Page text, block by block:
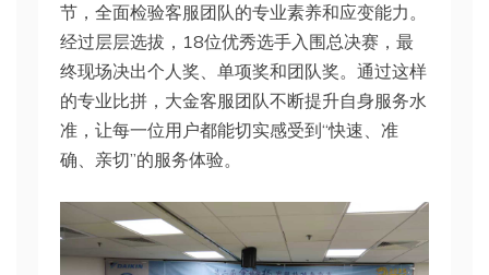
节，全面检验客服团队的专业素养和应变能力。
经过层层选拔，18位优秀选手入围总决赛，最
终现场决出个人奖、单项奖和团队奖。通过这样
的专业比拼，大金客服团队不断提升自身服务水
准，让每一位用户都能切实感受到“快速、准
确、亲切”的服务体验。